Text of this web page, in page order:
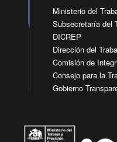
Ministerio del
Subsecretaría del
DICREP
Dirección del
Comisión de
Consejo para la
Gobierno